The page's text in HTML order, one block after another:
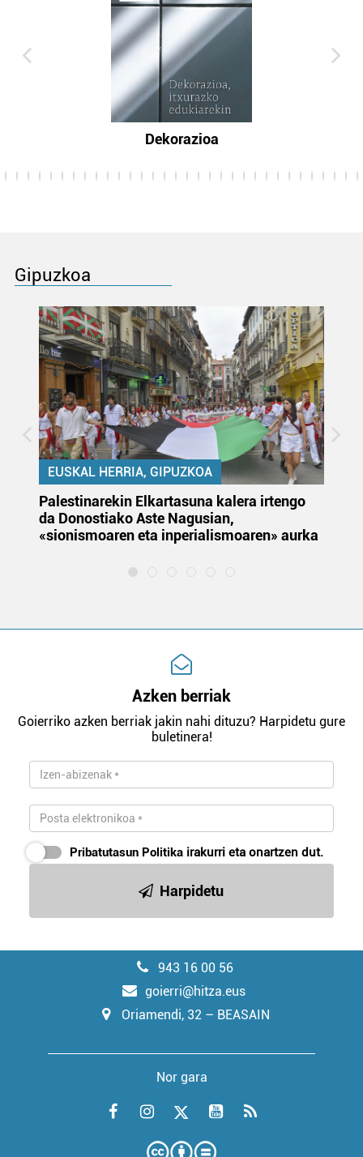
Dekorazioa
Gipuzkoa
EUSKAL HERRIA, GIPUZKOA
Palestinarekin Elkartasuna kalera irtengo
da Donostiako Aste Nagusian,
«sionismoaren eta inperialismoaren» aurka
Azken berriak
Goierriko azken berriak jakin nahi dituzu? Harpidetu gure
buletinera!
Pribatutasun Politika irakurri eta onartzen dut.
Harpidetu
943 16 00 56
goierri@hitza.eus
Oriamendi, 32 – BEASAIN
Nor gara